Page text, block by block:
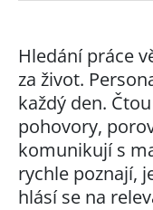
Hledání práce
za život.
každý den.
pohovory,
komunikují s
rychle poznají,
hlásí se na